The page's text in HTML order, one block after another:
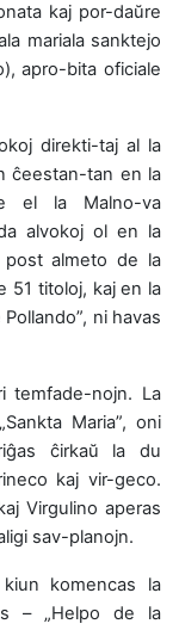
kaj por-daŭre
mariala sanktejo
apro-bita oficiale
direkti-taj al la
ĉeestan-tan en la
el la Malno-va
alvokoj ol en la
post almeto de la
51 titoloj, kaj en la
ni havas
temfade-nojn. La
Maria”, oni
ĉirkaŭ la du
kaj vir-geco.
Virgulino aperas
sav-planojn.
komencas la
– „Helpo de la